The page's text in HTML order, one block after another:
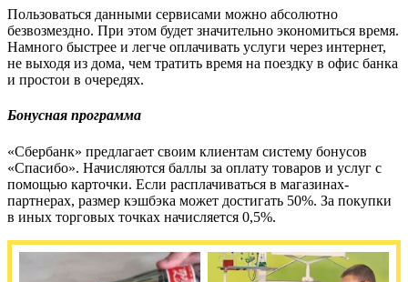
Пользоваться данными сервисами можно абсолютно
безвозмездно. При этом будет значительно экономиться время.
Намного быстрее и легче оплачивать услуги через интернет,
не выходя из дома, чем тратить время на поездку в офис банка
и простои в очередях.
Бонусная программа
«Сбербанк» предлагает своим клиентам систему бонусов
«Спасибо». Начисляются баллы за оплату товаров и услуг с
помощью карточки. Если расплачиваться в магазинах-
партнерах, размер кэшбэка может достигать 50%. За покупки
в иных торговых точках начисляется 0,5%.